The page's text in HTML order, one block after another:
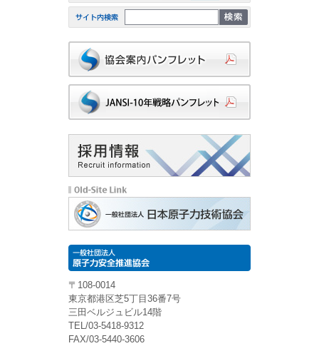
〒108-0014
東京都港区芝5丁目36番7号
三田ベルジュビル14階
TEL/03-5418-9312
FAX/03-5440-3606